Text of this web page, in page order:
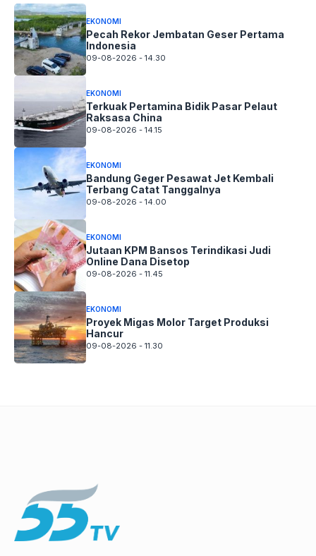
EKONOMI
Pecah Rekor Jembatan Geser Pertama
Indonesia
09-08-2026 - 14.30
EKONOMI
Terkuak Pertamina Bidik Pasar Pelaut
Raksasa China
09-08-2026 - 14.15
EKONOMI
Bandung Geger Pesawat Jet Kembali
Terbang Catat Tanggalnya
09-08-2026 - 14.00
EKONOMI
Jutaan KPM Bansos Terindikasi Judi
Online Dana Disetop
09-08-2026 - 11.45
EKONOMI
Proyek Migas Molor Target Produksi
Hancur
09-08-2026 - 11.30